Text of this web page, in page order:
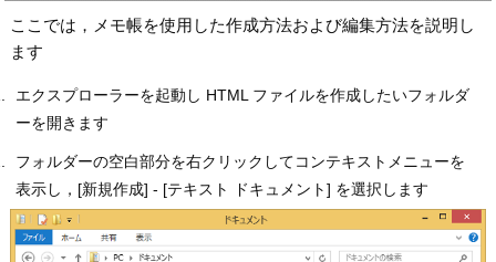
ここでは，メモ帳を使用した作成方法および編集方法を説明し
ます
エクスプローラーを起動し HTML ファイルを作成したいフォルダ
ーを開きます
フォルダーの空白部分を右クリックしてコンテキストメニューを
表示し，[新規作成] - [テキスト ドキュメント] を選択します